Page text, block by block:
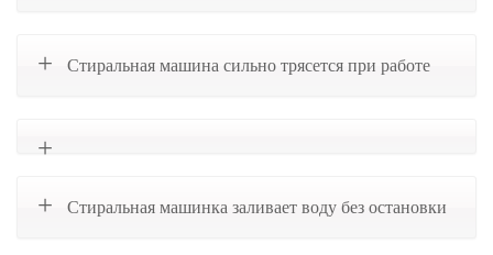
Стиральная машина сильно трясется при работе
Стиральная машинка заливает воду без остановки